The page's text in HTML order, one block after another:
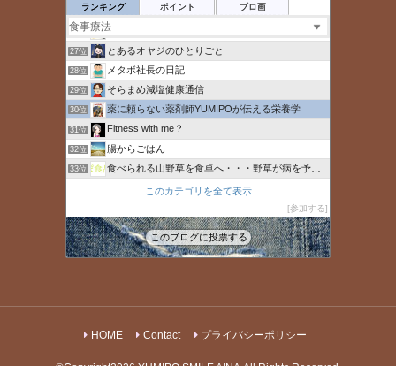
ランキング ポイント ブロ画
25位 心と体を整えて内側から健康に
26位 25歳の若白髪男子が90日間で黒髪を復活させた話
27位 とあるオヤジのひとりごと
28位 メタボ社長の日記
29位 そらまめ減塩健康通信
30位 薬に頼らない薬剤師YUMIPOが伝える栄養学
31位 Fitness with me？
32位 腸からごはん
33位 食べられる山野草を食卓へ・・・野草が病を予防する
麹（こうじ）の潜在的パワー
36位 鍼うつ尼さんの駆け込み鍼灸院
37位 IBD（潰瘍性大腸炎・クローン病）のまとめブログ
このカテゴリを全て表示
参加する
このブログに投票する
HOME Contact プライバシーポリシー